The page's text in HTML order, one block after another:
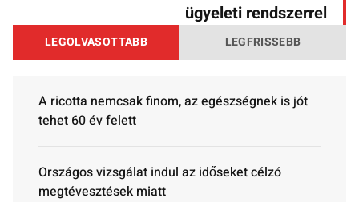
ügyeleti rendszerrel
LEGOLVASOTTABB LEGFRISSEBB
A ricotta nemcsak finom, az egészségnek is jót
tehet 60 év felett
Országos vizsgálat indul az időseket célzó
megtévesztések miatt